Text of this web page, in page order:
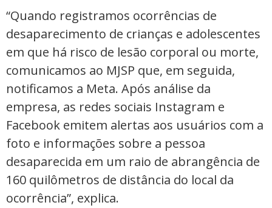
“Quando registramos ocorrências de
desaparecimento de crianças e adolescentes
em que há risco de lesão corporal ou morte,
comunicamos ao MJSP que, em seguida,
notificamos a Meta. Após análise da
empresa, as redes sociais Instagram e
Facebook emitem alertas aos usuários com a
foto e informações sobre a pessoa
desaparecida em um raio de abrangência de
160 quilômetros de distância do local da
ocorrência”, explica.